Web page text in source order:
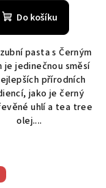
Do košíku
pasta s Černým
je jedinečnou směsí
přírodních
jako je černý
uhlí a tea tree
olej....